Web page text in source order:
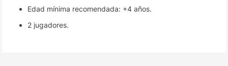
Edad mínima recomendada: +4 años.
2 jugadores.